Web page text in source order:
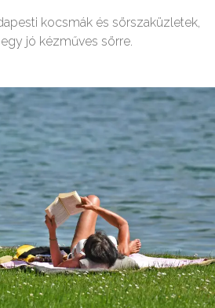
kocsmák és sörszaküzletek,
jó kézműves sörre.